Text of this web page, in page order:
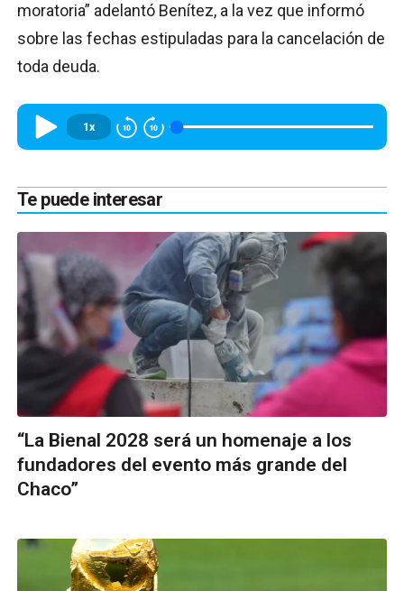
moratoria” adelantó Benítez, a la vez que informó
sobre las fechas estipuladas para la cancelación de
toda deuda.
1x
Te puede interesar
“La Bienal 2028 será un homenaje a los
fundadores del evento más grande del
Chaco”